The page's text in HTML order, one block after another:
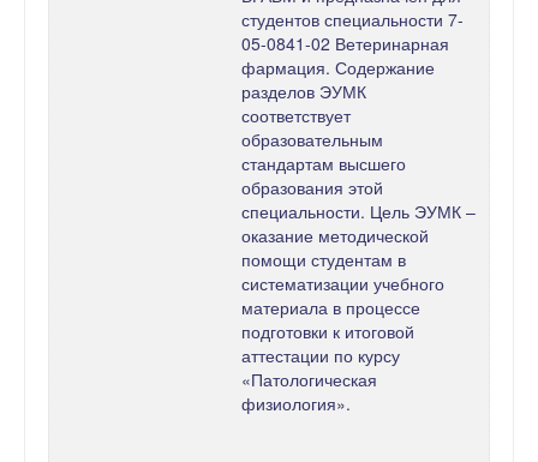
студентов специальности 7-
05-0841-02 Ветеринарная
фармация. Содержание
разделов ЭУМК
соответствует
образовательным
стандартам высшего
образования этой
специальности. Цель ЭУМК –
оказание методической
помощи студентам в
систематизации учебного
материала в процессе
подготовки к итоговой
аттестации по курсу
«Патологическая
физиология».